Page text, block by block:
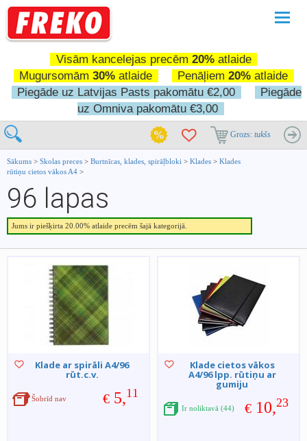
Visām kancelejas precēm 20%atlaide
Mugursomām 30% atlaide Penāļiem 20% atlaide
Piegāde uz Latvijas Pasts pakomātu €2,00
Piegāde
uz Omniva pakomātu €3,00
Grozs: tukšs
Sākums > Skolas preces > Burtnīcas, klades, spirāļbloki > Klades > Klades
rūtiņu cietos vākos A4 >
96 lapas
Jums ir piešķirta 20.00% atlaide precēm šajā kategorijā.
Klade ar spirāli A4/96
rūt.c.v.
€ 5,11
Šobrīd nav
Klade cietos vākos
A4/96 lpp. rūtiņu ar
gumiju
€ 10,23
Ir noliktavā (44)